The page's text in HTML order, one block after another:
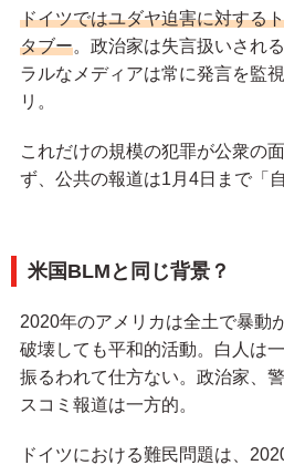
ドイツではユダヤ迫害に対する
タブー。政治家は失言扱いされ
ラルなメディアは常に発言を監
リ。
これだけの規模の犯罪が公衆の
ず、公共の報道は1月4日まで「
米国BLMと同じ背景？
2020年のアメリカは全土で暴動
破壊しても平和的活動。白人は
振るわれて仕方ない。政治家、
スコミ報道は一方的。
ドイツにおける難民問題は、